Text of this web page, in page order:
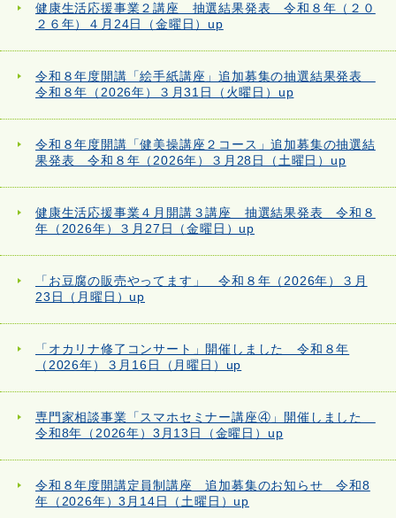
健康生活応援事業２講座 抽選結果発表 令和８年（２０
２６年）４月24日（金曜日）up
令和８年度開講「絵手紙講座」追加募集の抽選結果発表
令和８年（2026年）３月31日（火曜日）up
令和８年度開講「健美操講座２コース」追加募集の抽選結
果発表 令和８年（2026年）３月28日（土曜日）up
健康生活応援事業４月開講３講座 抽選結果発表 令和８
年（2026年）３月27日（金曜日）up
「お豆腐の販売やってます」 令和８年（2026年）３月
23日（月曜日）up
「オカリナ修了コンサート」開催しました 令和８年
（2026年）３月16日（月曜日）up
専門家相談事業「スマホセミナー講座④」開催しました
令和8年（2026年）3月13日（金曜日）up
令和８年度開講定員制講座 追加募集のお知らせ 令和8
年（2026年）3月14日（土曜日）up